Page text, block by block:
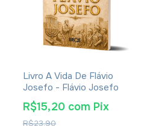
Livro A Vida De Flávio
Josefo - Flávio Josefo
R$23,90
R$15,20 com Pix